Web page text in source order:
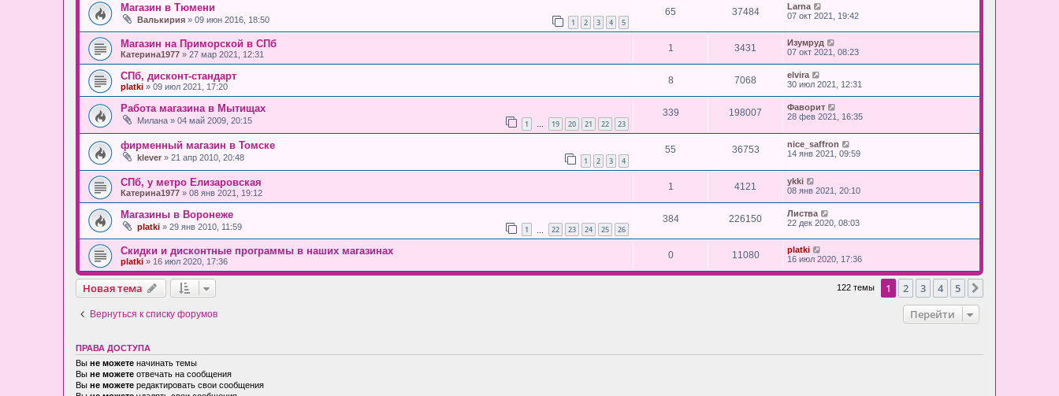
Магазин в Тюмени
Валькирия » 09 июн 2016, 18:50 1 2 3 4 5
65 37484
Larna
07 окт 2021, 19:42
Магазин на Приморской в СПб
Катерина1977 » 27 мар 2021, 12:31
1 3431
Изумруд
07 окт 2021, 08:23
СПб, дисконт-стандарт
platki » 09 июл 2021, 17:20
8 7068
elvira
30 июл 2021, 12:31
Работа магазина в Мытищах
Милана » 04 май 2009, 20:15 1 … 19 20 21 22 23
339 198007
Фаворит
28 фев 2021, 16:35
фирменный магазин в Томске
klever » 21 апр 2010, 20:48 1 2 3 4
55 36753
nice_saffron
14 янв 2021, 09:59
СПб, у метро Елизаровская
Катерина1977 » 08 янв 2021, 19:12
1 4121
ykki
08 янв 2021, 20:10
Магазины в Воронеже
platki » 29 янв 2010, 11:59 1 22 23 24 25 26
384 226150
Листва
22 дек 2020, 08:03
Скидки и дисконтные программы в наших магазинах
platki » 16 июл 2020, 17:36
0 11080
platki
16 июл 2020, 17:36
Новая тема 122 темы 1 2 3 4 5
Вернуться к списку форумов Перейти
ПРАВА ДОСТУПА
Вы не можете начинать темы
Вы не можете отвечать на сообщения
Вы не можете редактировать свои сообщения